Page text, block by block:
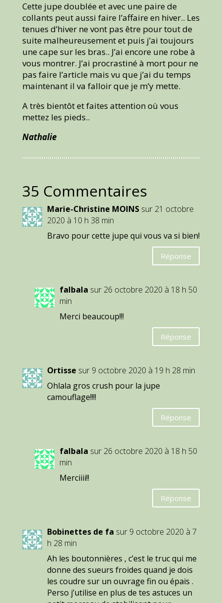
Cette jupe doublée et avec une paire de
collants peut aussi faire l’affaire en hiver.. Les
tenues d’hiver ne vont pas être pour tout de
suite malheureusement et puis j’ai toujours
une cape sur les bras.. J’ai encore une robe à
vous montrer. J’ai procrastiné à mort pour ne
pas faire l’article mais vu que j’ai du temps
maintenant il va falloir que je m’y mette.
A très bientôt et faites attention où vous
mettez les pieds..
Nathalie
35 Commentaires
Marie-Christine MOINS sur 21 octobre
2020 à 10 h 38 min
Bravo pour cette jupe qui vous va si bien!
Réponse
falbala sur 26 octobre 2020 à 18 h 50
min
Merci beaucoup!!!
Réponse
Ortisse sur 9 octobre 2020 à 19 h 28 min
Ohlala gros crush pour la jupe
camouflage!!!!
Réponse
falbala sur 26 octobre 2020 à 18 h 50
min
Merciiii!!
Réponse
Bobinettes de fa sur 9 octobre 2020 à 7
h 28 min
Ah les boutonnières , c’est le truc qui me
donne des sueurs froides quand je dois
les coudre sur un ouvrage fin ou épais .
Perso j’utilise en plus de tes astuces un